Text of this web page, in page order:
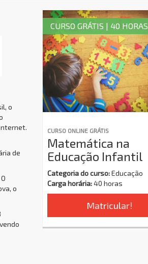
o
de
o
CURSO ONLINE GRÁTIS
Matemática na
Educação Infantil
Categoria do curso:Educação
Carga horária:40 horas
Matricular!
CURSO GRÁTIS | 40 HORAS